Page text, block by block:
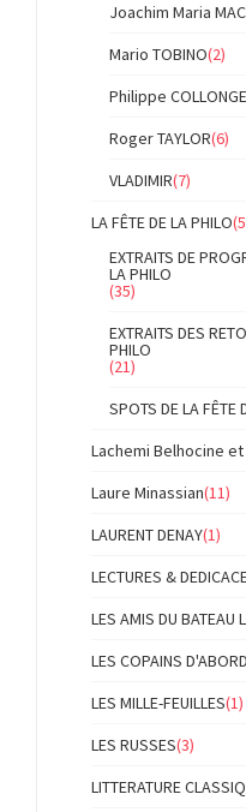
Joachim Maria
Mario TOBINO(2)
Philippe COLLONGE
Roger TAYLOR(6)
VLADIMIR(7)
LA FÊTE DE LA PHILO
EXTRAITS DE
LA PHILO
(35)
EXTRAITS DES
PHILO
(21)
SPOTS DE LA FÊTE
Lachemi Belhocine
Laure Minassian(11)
LAURENT DENAY(1)
LECTURES &
LES AMIS DU BATEAU
LES COPAINS D'ABORD
LES MILLE-FEUILLES(1)
LES RUSSES(3)
LITTERATURE